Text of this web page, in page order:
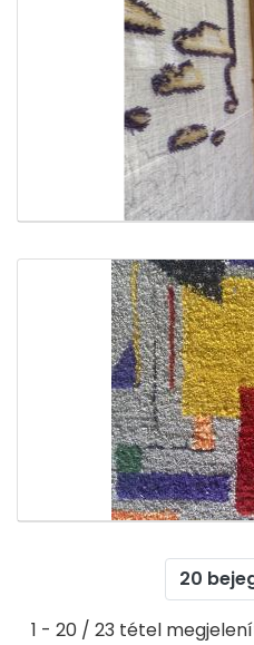
20
1 - 20 / 23 tétel